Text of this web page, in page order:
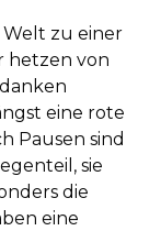
Welt zu einer
hetzen von
eine rote
Pausen sind
sie
die
eine